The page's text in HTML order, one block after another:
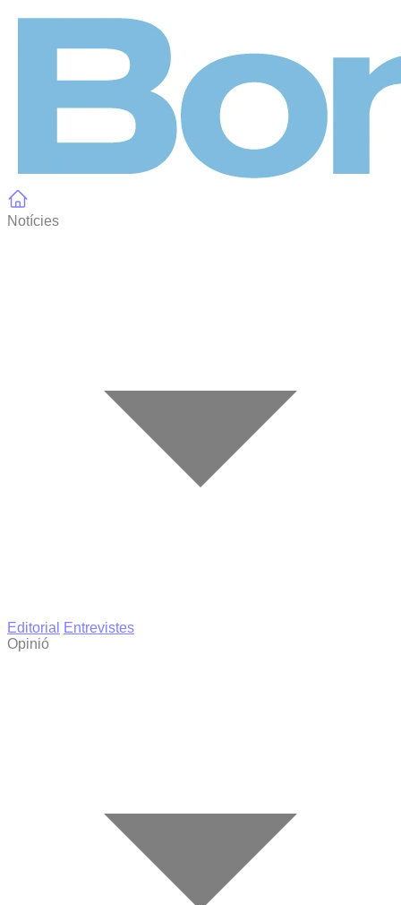
Notícies
Editorial
Entrevistes
Opinió